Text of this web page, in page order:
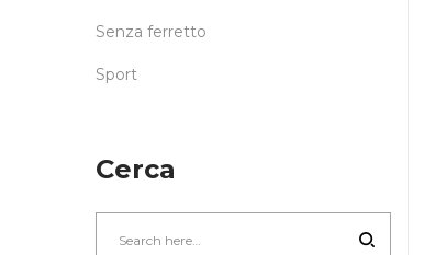
Senza ferretto
Sport
Cerca